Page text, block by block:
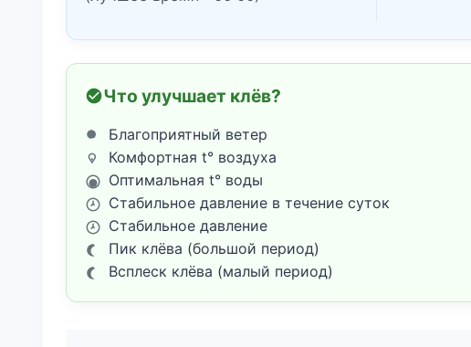
Что улучшает клёв?
Благоприятный ветер
Комфортная t° воздуха
Оптимальная t° воды
Стабильное давление в течение суток
Стабильное давление
Пик клёва (большой период)
Всплеск клёва (малый период)